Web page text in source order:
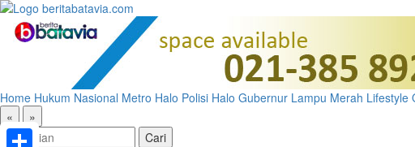
Home Hukum Nasional Metro Halo Polisi Halo Gubernur Lampu Merah Lifestyle
«
»